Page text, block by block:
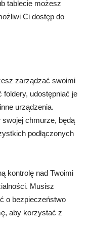
tablecie możesz
Ci dostęp do
zarządzać swoimi
foldery, udostępniać je
urządzenia.
chmurze, będą
podłączonych
kontrolę nad Twoimi
Musisz
o bezpieczeństwo
aby korzystać z